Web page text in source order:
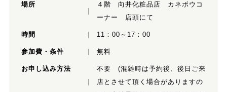
場所
４階 向井化粧品店 カネボウコ
ーナー 店頭にて
時間 11：00～17：00
参加費・条件 無料
お申し込み方法
不要 (混雑時は予約後、後日ご来
店とさせて頂く場合がありますの